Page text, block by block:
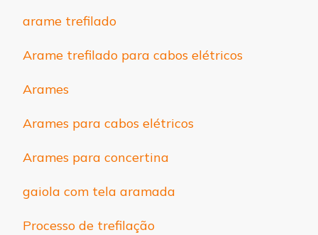
arame trefilado
Arame trefilado para cabos elétricos
Arames
Arames para cabos elétricos
Arames para concertina
gaiola com tela aramada
Processo de trefilação